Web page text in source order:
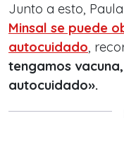
Junto a esto,
Minsal se puede
autocuidado,
tengamos
autocuidado».